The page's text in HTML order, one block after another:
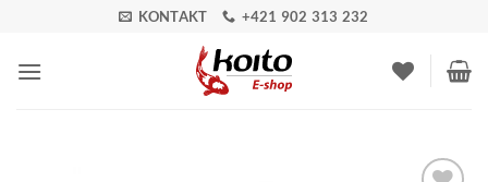
content
KONTAKT +421 902 313 232